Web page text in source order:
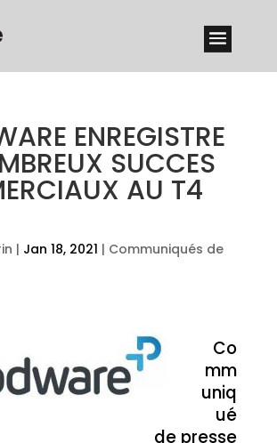
ENREGISTRE
SUCCES
AU T4
| Jan 18, 2021 | Communiqués de
Co
mm
uniq
ué
de presse